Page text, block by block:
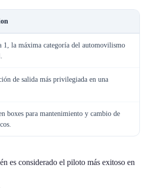
1, la máxima categoría del automovilismo
de salida más privilegiada en una
boxes para mantenimiento y cambio de
es considerado el piloto más exitoso en